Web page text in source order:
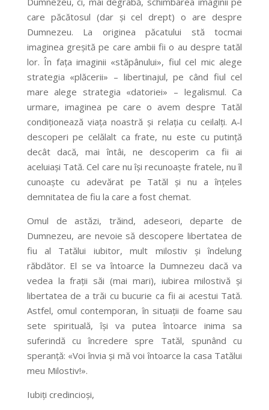
care păcătosul (dar și cel drept) o are despre
Dumnezeu. La originea păcatului stă tocmai
imaginea greșită pe care ambii fii o au despre tatăl
lor. În fața imaginii «stăpânului», fiul cel mic alege
strategia «plăcerii» – libertinajul, pe când fiul cel
mare alege strategia «datoriei» – legalismul. Ca
urmare, imaginea pe care o avem despre Tatăl
condiționează viața noastră și relația cu ceilalți. A-l
descoperi pe celălalt ca frate, nu este cu putință
decât dacă, mai întâi, ne descoperim ca fii ai
aceluiași Tată. Cel care nu își recunoaște fratele, nu îl
cunoaște cu adevărat pe Tatăl și nu a înțeles
demnitatea de fiu la care a fost chemat.
Omul de astăzi, trăind, adeseori, departe de
Dumnezeu, are nevoie să descopere libertatea de
fiu al Tatălui iubitor, mult milostiv și îndelung
răbdător. El se va întoarce la Dumnezeu dacă va
vedea la frații săi (mai mari), iubirea milostivă și
libertatea de a trăi cu bucurie ca fii ai acestui Tată.
Astfel, omul contemporan, în situații de foame sau
sete spirituală, își va putea întoarce inima sa
suferindă cu încredere spre Tatăl, spunând cu
speranță: «Voi învia și mă voi întoarce la casa Tatălui
meu Milostiv!».
Iubiți credincioși,